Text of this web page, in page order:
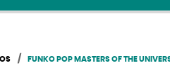
FUNKO POP MASTERS OF THE